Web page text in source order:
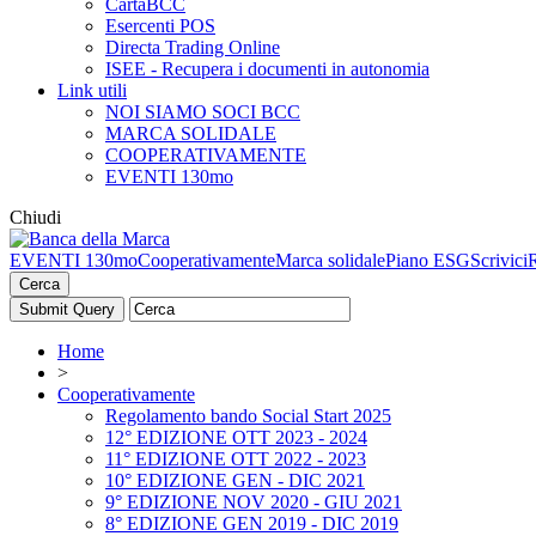
CartaBCC
Esercenti POS
Directa Trading Online
ISEE - Recupera i documenti in autonomia
Link utili
NOI SIAMO SOCI BCC
MARCA SOLIDALE
COOPERATIVAMENTE
EVENTI 130mo
Chiudi
EVENTI 130moCooperativamenteMarca solidalePiano ESGScrivici
Cerca
Home
>
Cooperativamente
Regolamento bando Social Start 2025
12° EDIZIONE OTT 2023 - 2024
11° EDIZIONE OTT 2022 - 2023
10° EDIZIONE GEN - DIC 2021
9° EDIZIONE NOV 2020 - GIU 2021
8° EDIZIONE GEN 2019 - DIC 2019